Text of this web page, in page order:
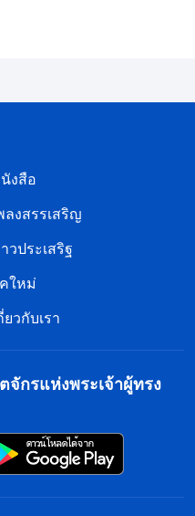
ลือเกิน พระวจนะเหล่า
นี้สักหน่อย และควรบอก
ะไร ฉันสามารถนบนอบ
ำความเข้าใจความจริง
ประสบการณ์และความ
หมือนคนธรรมดาทั่วไปที่
วกเจ้าคิดว่าผู้คนเช่น
หรือ? พระเจ้าทรง
คนเช่นนั้นหรือไม่?
าอย่างแน่นอน พระเจ้า
สว่า ‘เราได้กล่าว
งสือ
ลงสรรเสริญ
วประเสริฐ
ใหม่
ยวกับเรา
กรแห่งพระเจ้าผู้ทรง